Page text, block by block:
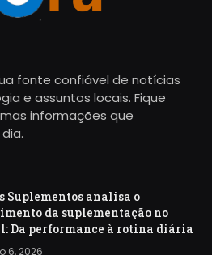
fonte confiável de notícias
e assuntos locais. Fique
informações que
Suplementos analisa o
da suplementação no
Da performance à rotina diária
6, 2026